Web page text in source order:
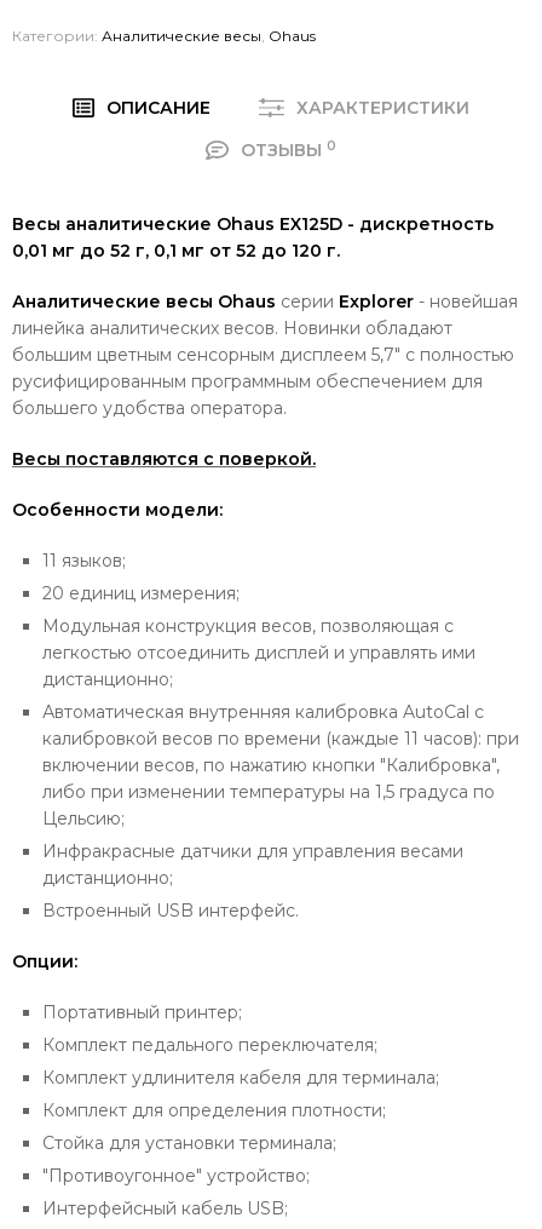
Категории: Аналитические весы, Ohaus
ОПИСАНИЕ
ХАРАКТЕРИСТИКИ
ОТЗЫВЫ 0
Весы аналитические Ohaus EX125D - дискретность
0,01 мг до 52 г, 0,1 мг от 52 до 120 г.
Аналитические весы Ohaus серии Explorer - новейшая
линейка аналитических весов. Новинки обладают
большим цветным сенсорным дисплеем 5,7" с полностью
русифицированным программным обеспечением для
большего удобства оператора.
Весы поставляются с поверкой.
Особенности модели:
11 языков;
20 единиц измерения;
Модульная конструкция весов, позволяющая с
легкостью отсоединить дисплей и управлять ими
дистанционно;
Автоматическая внутренняя калибровка AutoCal с
калибровкой весов по времени (каждые 11 часов): при
включении весов, по нажатию кнопки "Калибровка",
либо при изменении температуры на 1,5 градуса по
Цельсию;
Инфракрасные датчики для управления весами
дистанционно;
Встроенный USB интерфейс.
Опции:
Портативный принтер;
Комплект педального переключателя;
Комплект удлинителя кабеля для терминала;
Комплект для определения плотности;
Стойка для установки терминала;
"Противоугонное" устройство;
Интерфейсный кабель USB;